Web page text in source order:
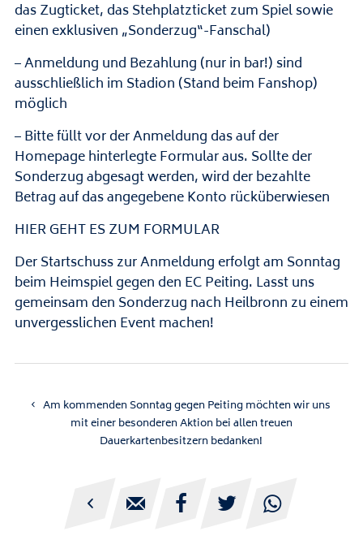
das Zugticket, das Stehplatzticket zum Spiel sowie
einen exklusiven „Sonderzug“-Fanschal)
– Anmeldung und Bezahlung (nur in bar!) sind
ausschließlich im Stadion (Stand beim Fanshop)
möglich
– Bitte füllt vor der Anmeldung das auf der
Homepage hinterlegte Formular aus. Sollte der
Sonderzug abgesagt werden, wird der bezahlte
Betrag auf das angegebene Konto rücküberwiesen
HIER GEHT ES ZUM FORMULAR
Der Startschuss zur Anmeldung erfolgt am Sonntag
beim Heimspiel gegen den EC Peiting. Lasst uns
gemeinsam den Sonderzug nach Heilbronn zu einem
unvergesslichen Event machen!
Am kommenden Sonntag gegen Peiting möchten wir uns
mit einer besonderen Aktion bei allen treuen
Dauerkartenbesitzern bedanken!
    